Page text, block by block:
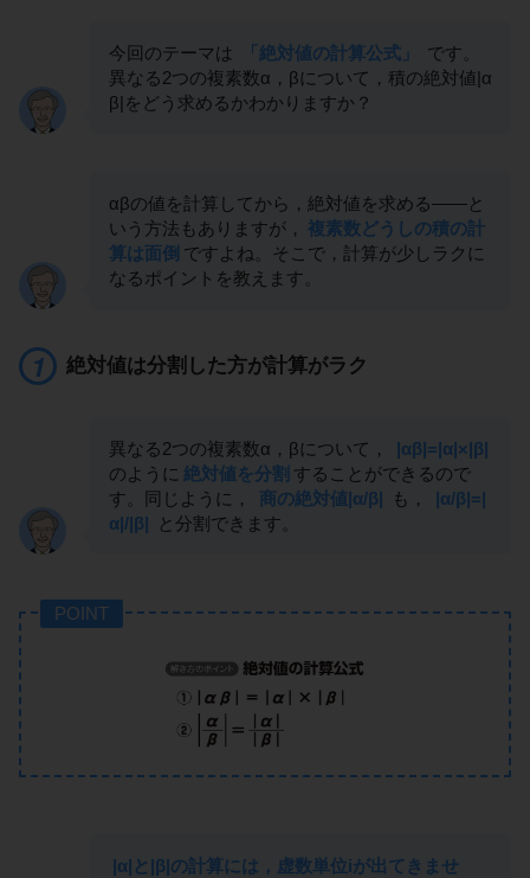
今回のテーマは 「絶対値の計算公式」
です。
異なる2つの複素数α，βについて，積の絶対値|α
β|をどう求めるかわかりますか？
αβの値を計算してから，絶対値を求める――と
いう方法もありますが， 複素数どうしの積の計
算は面倒 ですよね。そこで，計算が少しラクに
なるポイントを教えます。
絶対値は分割した方が計算がラク
異なる2つの複素数α，βについて，
|αβ|=|α|×|β|
のように 絶対値を分割 することができるので
す。同じように，
商の絶対値|α/β| も，
|α/β|=|
α|/|β|
と分割できます。
POINT
|α|と|β|の計算には，虚数単位iが出てきませ